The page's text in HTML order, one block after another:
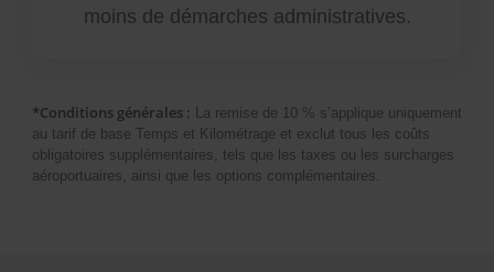
moins de démarches administratives.
*Conditions générales : La remise de 10 % s’applique uniquement
au tarif de base Temps et Kilométrage et exclut tous les coûts
obligatoires supplémentaires, tels que les taxes ou les surcharges
aéroportuaires, ainsi que les options complémentaires.